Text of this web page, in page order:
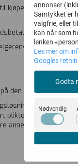
kjøperen utstedes
fra
levering av
den måte, på det
skal
plikter han å få
annet er særskilt
annonser
Samtykket er
valgfrie, eller
kan når som
lenken
Les mer om
Googles
Godta
Nødvendig